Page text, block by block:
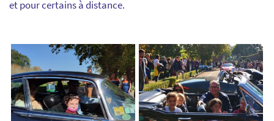
et pour certains à distance.